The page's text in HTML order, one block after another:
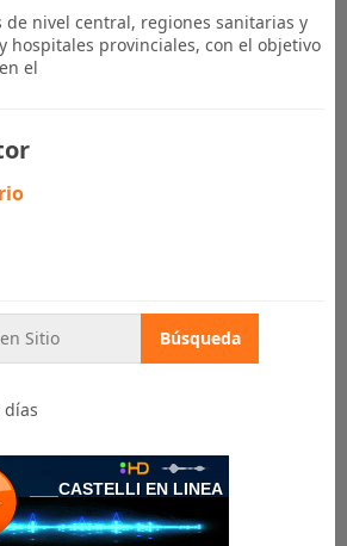
de nivel central, regiones sanitarias y
hospitales provinciales, con el objetivo
el
días